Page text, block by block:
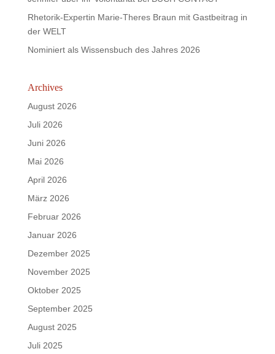
Rhetorik-Expertin Marie-Theres Braun mit Gastbeitrag in
der WELT
Nominiert als Wissensbuch des Jahres 2026
Archives
August 2026
Juli 2026
Juni 2026
Mai 2026
April 2026
März 2026
Februar 2026
Januar 2026
Dezember 2025
November 2025
Oktober 2025
September 2025
August 2025
Juli 2025